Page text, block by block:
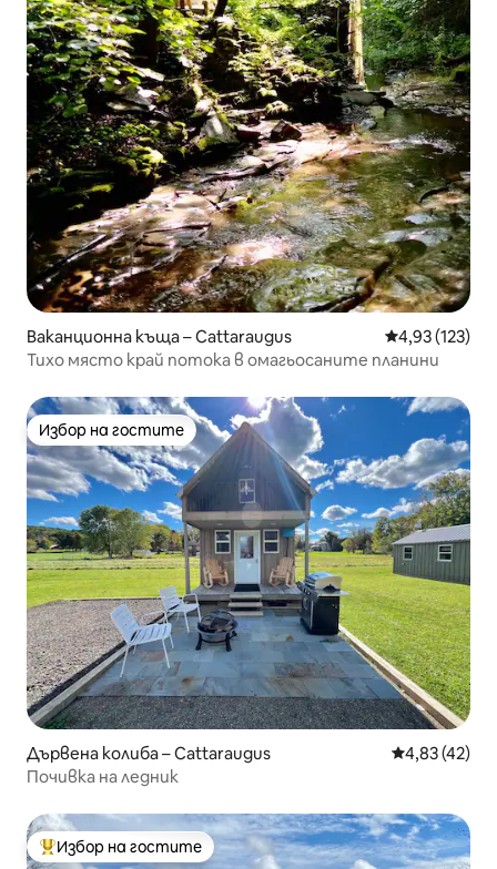
Ваканционна къща – Cattaraugus Средна
4,93 (123)
Тихо място край потока в омагьосаните планини
Избор на гостите
Избор на гостите
Дървена колиба – Cattaraugus Средна
4,83 (42)
Почивка на ледник
Най-популярен избор на гостите
Избор на гостите